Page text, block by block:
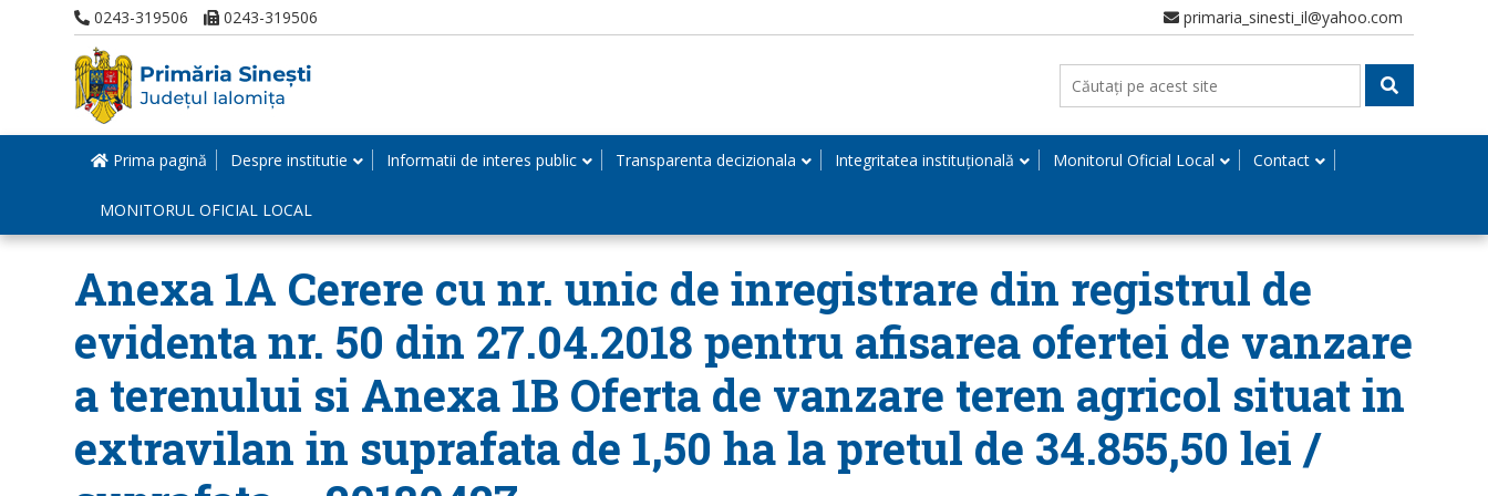
0243-319506 0243-319506 primaria_sinesti_il@yahoo.com
Prima pagină Despre institutie Informatii de interes public Transparenta decizionala Integritatea instituțională Monitorul Oficial Local Contact
MONITORUL OFICIAL LOCAL
Anexa 1A Cerere cu nr. unic de inregistrare din registrul de
evidenta nr. 50 din 27.04.2018 pentru afisarea ofertei de vanzare
a terenului si Anexa 1B Oferta de vanzare teren agricol situat in
extravilan in suprafata de 1,50 ha la pretul de 34.855,50 lei /